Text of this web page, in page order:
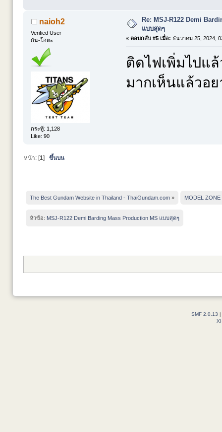
naioh2
Verified User
กัน-โอตะ
กระทู้: 1,128
Like: 90
Re: MSJ-R122 Demi
แบบสุดๆ
« ตอบกลับ #5 เมื่อ: ธันวาคม 25, 2024,
ติดไฟเพิ่มไปแ
มากเห็นแล้วอ
หน้า: [1] ขึ้นบน
The Best Gundam Website in Thailand - ThaiGundam.com » MODEL ZONE
หัวข้อ: MSJ-R122 Demi Barding Mass Production MS แบบสุดๆ
SMF 2.0.13 |